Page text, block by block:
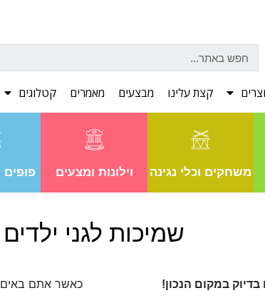
קצת עלינו מבצעים מאמרים קטלוגים
משחקים וכלי נגינה וילונות ומצעים פופים
שמיכות לגני ילדים
במקום הנכון!
כאשר אתם באים